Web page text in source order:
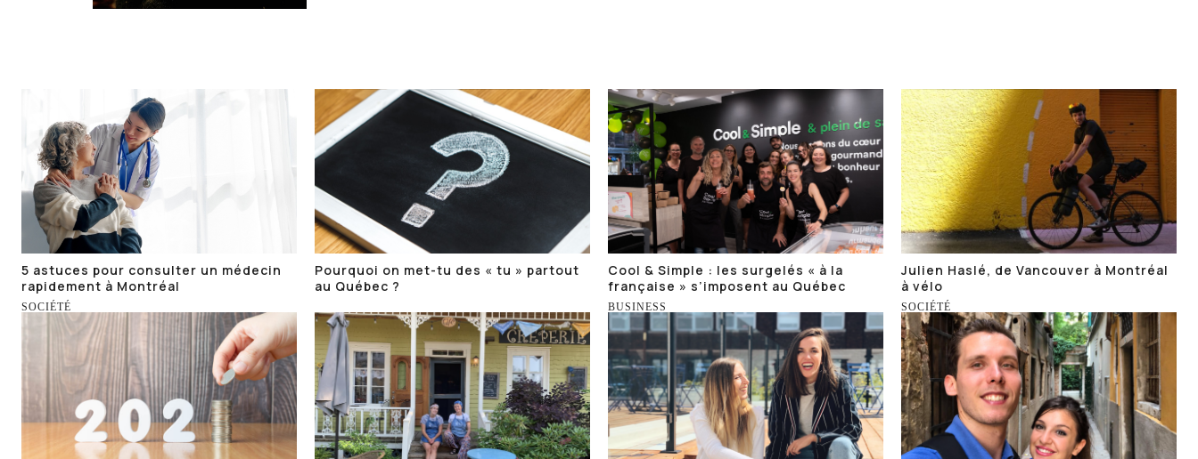
5 astuces pour consulter un médecin
rapidement à Montréal
SOCIÉTÉ
Pourquoi on met-tu des « tu » partout
au Québec ?
Cool & Simple : les surgelés « à la
française » s’imposent au Québec
BUSINESS
Julien Haslé, de Vancouver à Montréal
à vélo
SOCIÉTÉ